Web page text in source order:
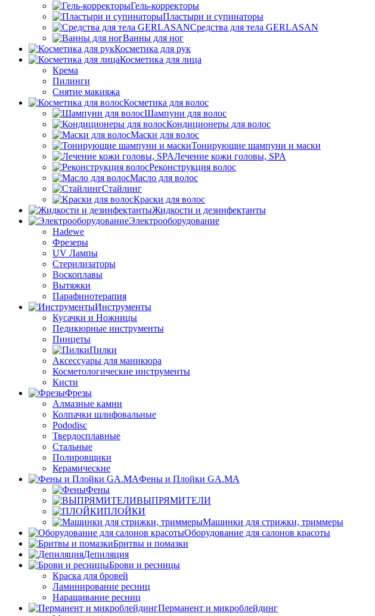
Гель-корректоры
Пластыри и супинаторы
Средства для тела GERLASAN
Ванны для ног
Косметика для рук
Косметика для лица
Крема
Пилинги
Снятие макияжа
Косметика для волос
Шампуни для волос
Кондиционеры для волос
Маски для волос
Тонирующие шампуни и маски
Лечение кожи головы, SPA
Реконструкция волос
Масло для волос
Стайлинг
Краски для волос
Жидкости и дезинфектанты
Электрооборудование
Hadewe
Фрезеры
UV Лампы
Стерилизаторы
Воскоплавы
Вытяжки
Парафинотерапия
Инструменты
Кусачки и Ножницы
Педикюрные инструменты
Пинцеты
Пилки
Аксессуары для маникюра
Косметологические инструменты
Кисти
Фрезы
Алмазные камни
Колпачки шлифовальные
Pododisc
Твердосплавные
Стальные
Полировщики
Керамические
Фены и Плойки GA.MA
Фены
ВЫПРЯМИТЕЛИ
ПЛОЙКИ
Машинки для стрижки, триммеры
Оборудование для салонов красоты
Бритвы и помазки
Депиляция
Брови и ресницы
Краска для бровей
Ламинирование ресниц
Наращивание ресниц
Перманент и микроблейдинг